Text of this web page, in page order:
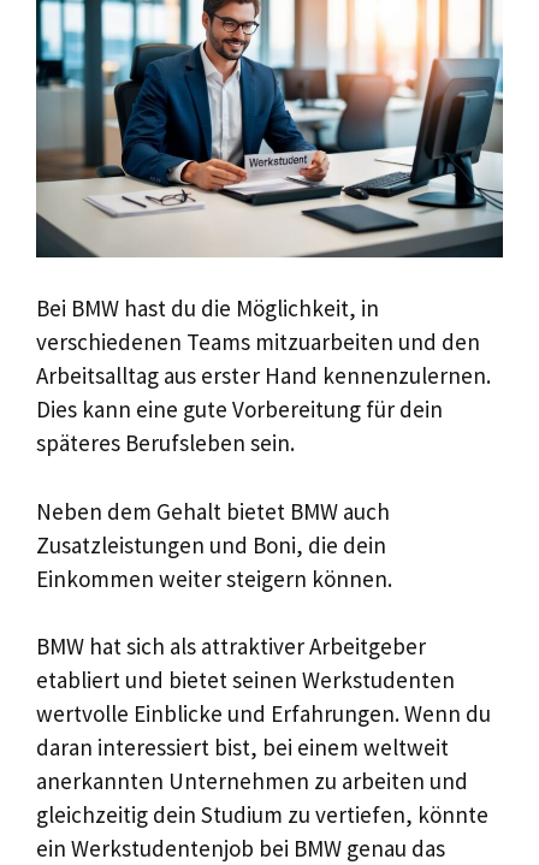
Bei BMW hast du die Möglichkeit, in
verschiedenen Teams mitzuarbeiten und den
Arbeitsalltag aus erster Hand kennenzulernen.
Dies kann eine gute Vorbereitung für dein
späteres Berufsleben sein.
Neben dem Gehalt bietet BMW auch
Zusatzleistungen und Boni, die dein
Einkommen weiter steigern können.
BMW hat sich als attraktiver Arbeitgeber
etabliert und bietet seinen Werkstudenten
wertvolle Einblicke und Erfahrungen. Wenn du
daran interessiert bist, bei einem weltweit
anerkannten Unternehmen zu arbeiten und
gleichzeitig dein Studium zu vertiefen, könnte
ein Werkstudentenjob bei BMW genau das